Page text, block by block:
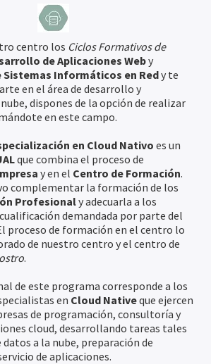
centro los Ciclos Formativos de
de Aplicaciones Weby
Informáticos en Redy te
en el área de desarrollo y
dispones de la opción de realizar
en este campo.
en Cloud Nativo es un
que combina el proceso de
y en el Centro de Formación.
complementar la formación de los
Profesionaly adecuarla a los
demandada por parte del
proceso de formación en el centro lo
de nuestro centro y el centro de
.
de este programa corresponde a los
en Cloud Nativeque ejercen
de programación, consultoría y
cloud, desarrollando tareas tales
a la nube, preparación de
de aplicaciones.